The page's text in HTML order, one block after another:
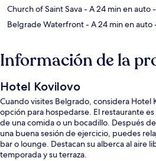
Church of Saint Sava- A 24 min en auto
Belgrade Waterfront- A 24 min en auto
Información de la
Hotel Kovilovo
Cuando visites Belgrado, considera Hotel
opción para hospedarse. El restaurante
de una comida o un bocadillo. Después
una buena sesión de ejercicio, puedes
bar o lounge. Destacan su alberca al aire
temporada y su terraza.